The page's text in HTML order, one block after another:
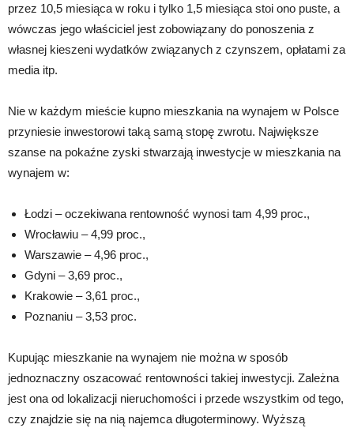
przez 10,5 miesiąca w roku i tylko 1,5 miesiąca stoi ono puste, a
wówczas jego właściciel jest zobowiązany do ponoszenia z
własnej kieszeni wydatków związanych z czynszem, opłatami za
media itp.
Nie w każdym mieście kupno mieszkania na wynajem w Polsce
przyniesie inwestorowi taką samą stopę zwrotu. Największe
szanse na pokaźne zyski stwarzają inwestycje w mieszkania na
wynajem w:
Łodzi – oczekiwana rentowność wynosi tam 4,99 proc.,
Wrocławiu – 4,99 proc.,
Warszawie – 4,96 proc.,
Gdyni – 3,69 proc.,
Krakowie – 3,61 proc.,
Poznaniu – 3,53 proc.
Kupując mieszkanie na wynajem nie można w sposób
jednoznaczny oszacować rentowności takiej inwestycji. Zależna
jest ona od lokalizacji nieruchomości i przede wszystkim od tego,
czy znajdzie się na nią najemca długoterminowy. Wyższą